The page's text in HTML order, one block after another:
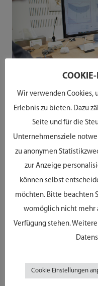
Persönliche
Sie online
und genießen
Hörakustik
mit einer
Wir verwenden Cookies,
Erlebnis zu bieten. Dazu
Seite und für die
Unternehmensziele
zu anonymen
zur Anzeige
können selbst
möchten. Bitte beachten
womöglich nicht mehr
Verfügung stehen.
Cookie Einstellungen